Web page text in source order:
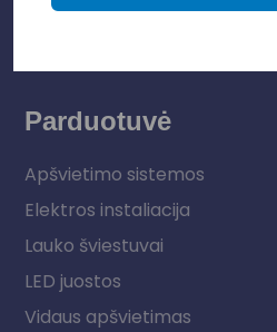
Parduotuvė
Apšvietimo sistemos
Elektros instaliacija
Lauko šviestuvai
LED juostos
Vidaus apšvietimas